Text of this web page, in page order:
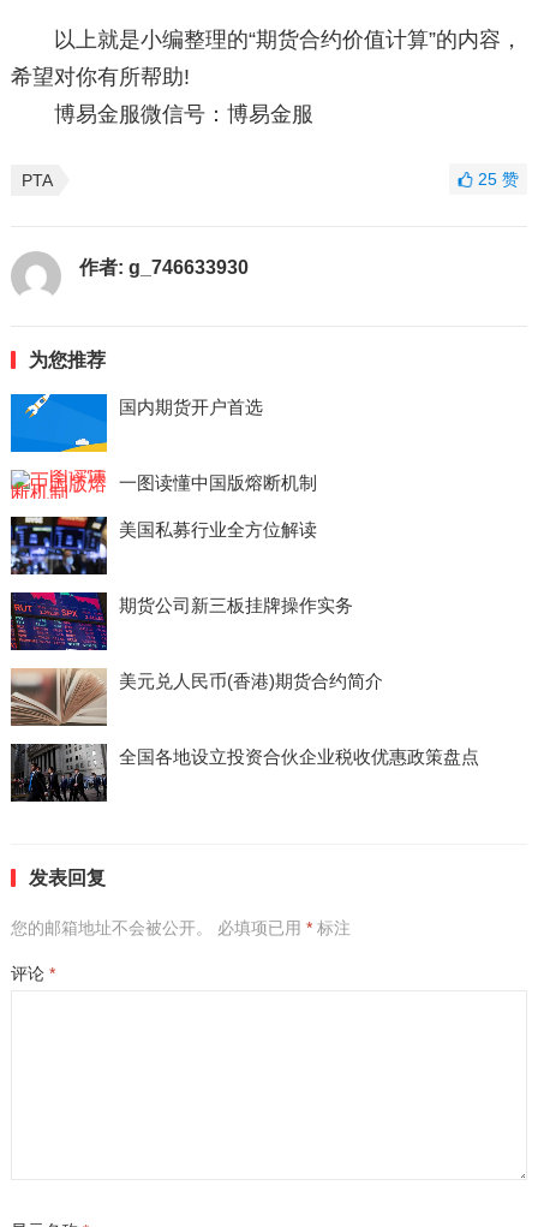
以上就是小编整理的“期货合约价值计算”的内容，
希望对你有所帮助!
博易金服微信号：博易金服
PTA 25赞
作者: g_746633930
为您推荐
国内期货开户首选
一图读懂中国版熔断机制
美国私募行业全方位解读
期货公司新三板挂牌操作实务
美元兑人民币(香港)期货合约简介
全国各地设立投资合伙企业税收优惠政策盘点
发表回复
您的邮箱地址不会被公开。 必填项已用 *标注
评论 *